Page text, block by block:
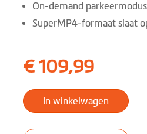
On-demand parkeermodus
SuperMP4-formaat slaat
€ 109,99
In winkelwagen